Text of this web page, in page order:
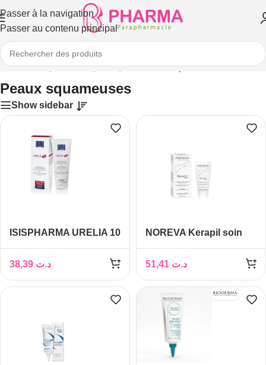
Passer à la navigation
Passer au contenu principal
Accueil/Corps/Soins spécifiques/Peaux squameuses
Peaux squameuses
Show sidebar
ISISPHARMA URELIA 10
EMOLLIENTE ET
HYDRATANTE 150ML
د.ت
NOREVA Kerapil soin
د.ت